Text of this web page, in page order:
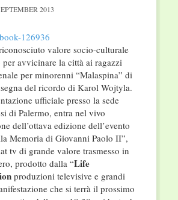
2013
valore socio-culturale
per avvicinare la città ai ragazzi
per minorenni “Malaspina” di
del ricordo di Karol Wojtyla.
ufficiale presso la sede
di Palermo, entra nel vivo
dell’ottava edizione dell’evento
Memoria di Giovanni Paolo II”,
tv di grande valore trasmesso in
prodotto dalla “Life
produzioni televisive e grandi
che si terrà il prossimo